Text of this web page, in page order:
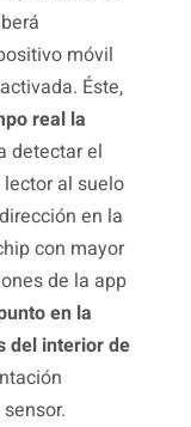
móvil
Éste,
real la
detectar el
al suelo
en la
con mayor
de la app
en la
del interior de